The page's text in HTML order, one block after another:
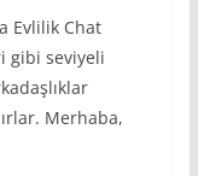
Evlilik Chat
gibi seviyeli
Merhaba,